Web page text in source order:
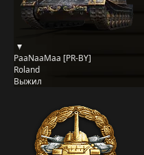
PaaNaaMaa [PR-BY]
Roland
Выжил